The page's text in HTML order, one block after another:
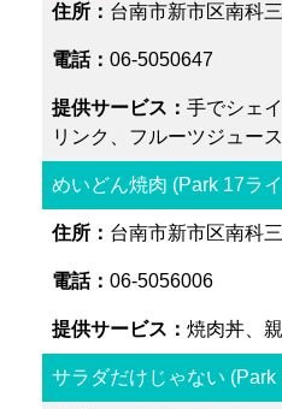
台南市新市区南科
06-5050647
手でシェ
リンク、フルーツジュース
めいどん焼肉 (Park 17ラ
台南市新市区南科
06-5056006
焼肉丼、
サラダだけじゃない